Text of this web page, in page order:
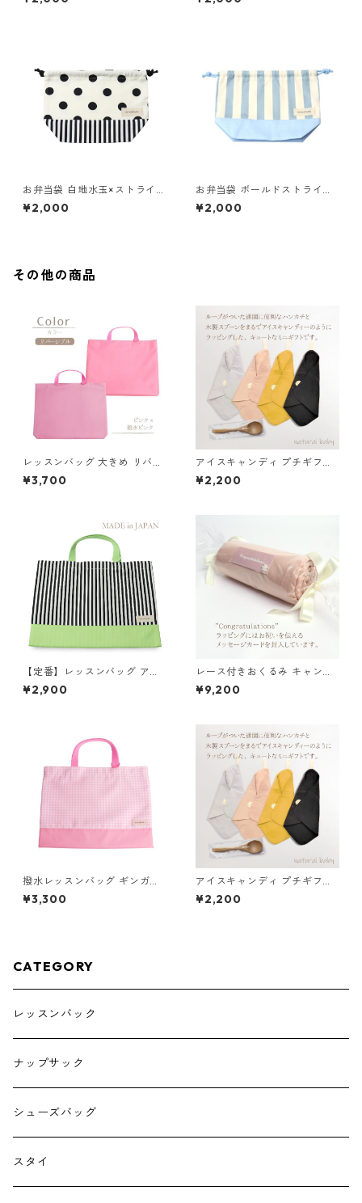
お弁当袋 白地水玉×ストライプ
85-73266-1
¥2,000
お弁当袋 ボールドストライプ×
ブルー 85-73266-1
¥2,000
その他の商品
レッスンバッグ 大きめ リバー
シブル ピンク 85-74250-2
¥3,700
アイスキャンディ プチギフト
ネイビーストライプ
¥2,200
【定番】レッスンバッグ アッ
プルグリーン×ストライプ 縦3
0cm×横40cm
¥2,900
レース付きおくるみ キャンデ
ィ くすみブルー
¥9,200
撥水レッスンバッグ ギンガム
チェック×ピンク 85-71200-3
¥3,300
アイスキャンディ プチギフト
花柄ピンク
¥2,200
CATEGORY
レッスンバック
ナップサック
シューズバッグ
スタイ